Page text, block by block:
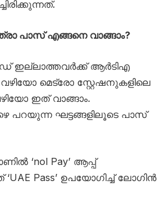
പാസ് എങ്ങനെ വാങ്ങാം?
ഇല്ലാത്തവർക്ക് ആർടിഎ
മെട്രോ സ്റ്റേഷനുകളിലെ
ഇത് വാങ്ങാം.
പറയുന്ന ഘട്ടങ്ങളിലൂടെ പാസ്
‘nol Pay’ ആപ്പ്
Pass’ ഉപയോഗിച്ച് ലോഗിൻ